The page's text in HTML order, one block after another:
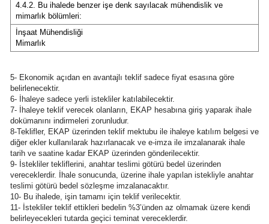
Yozgat
Zonguldak
Aksaray
Karaman
4.4.2. Bu ihalede benzer işe denk sayılacak mühendislik ve
mimarlık bölümleri:
İnşaat Mühendisliği
Mimarlık
5- Ekonomik açıdan en avantajlı teklif sadece fiyat esasına göre
belirlenecektir.
6- İhaleye sadece yerli istekliler katılabilecektir.
7- İhaleye teklif verecek olanların, EKAP hesabına giriş yaparak ihale
dokümanını indirmeleri zorunludur.
8-Teklifler, EKAP üzerinden teklif mektubu ile ihaleye katılım belgesi ve
diğer ekler kullanılarak hazırlanacak ve e-imza ile imzalanarak ihale
tarih ve saatine kadar EKAP üzerinden gönderilecektir.
9- İstekliler tekliflerini, anahtar teslimi götürü bedel üzerinden
vereceklerdir. İhale sonucunda, üzerine ihale yapılan istekliyle anahtar
teslimi götürü bedel sözleşme imzalanacaktır.
10- Bu ihalede, işin tamamı için teklif verilecektir.
11- İstekliler teklif ettikleri bedelin %3’ünden az olmamak üzere kendi
belirleyecekleri tutarda geçici teminat vereceklerdir.